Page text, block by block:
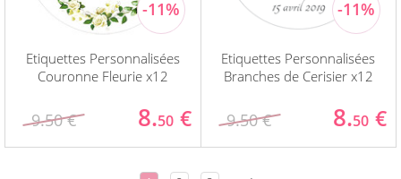
Etiquettes Personnalisées
Couronne Fleurie x12
9.50 € 8.50 €
Etiquettes Personnalisées
Branches de Cerisier x12
9.50 € 8.50 €